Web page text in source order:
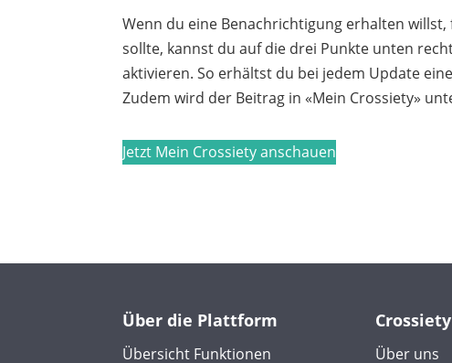
Wenn du eine Benachrichtigung erhalten
sollte, kannst du auf die drei Punkte unten
aktivieren. So erhältst du bei jedem Update
Zudem wird der Beitrag in «Mein Crossiety»
Jetzt Mein Crossiety anschauen
Über die Plattform
Übersicht Funktionen
Crossiety
Über uns